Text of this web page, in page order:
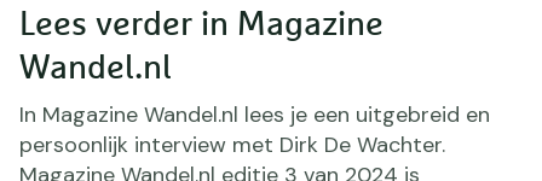
Lees verder in Magazine
Wandel.nl
In Magazine Wandel.nl lees je een uitgebreid en
persoonlijk interview met Dirk De Wachter.
Magazine Wandel.nl editie 3 van 2024 is